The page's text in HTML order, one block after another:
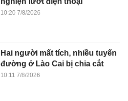
10:20 7/8/2026
Hai người mất tích, nhiều tuyến
đường ở Lào Cai bị chia cắt
10:11 7/8/2026